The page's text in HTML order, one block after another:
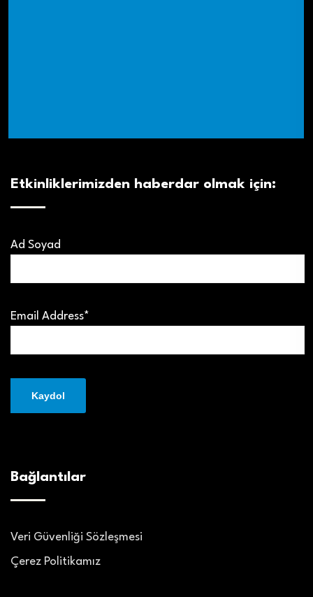
Etkinliklerimizden haberdar olmak için:
Ad Soyad
Email Address*
Bağlantılar
Veri Güvenliği Sözleşmesi
Çerez Politikamız